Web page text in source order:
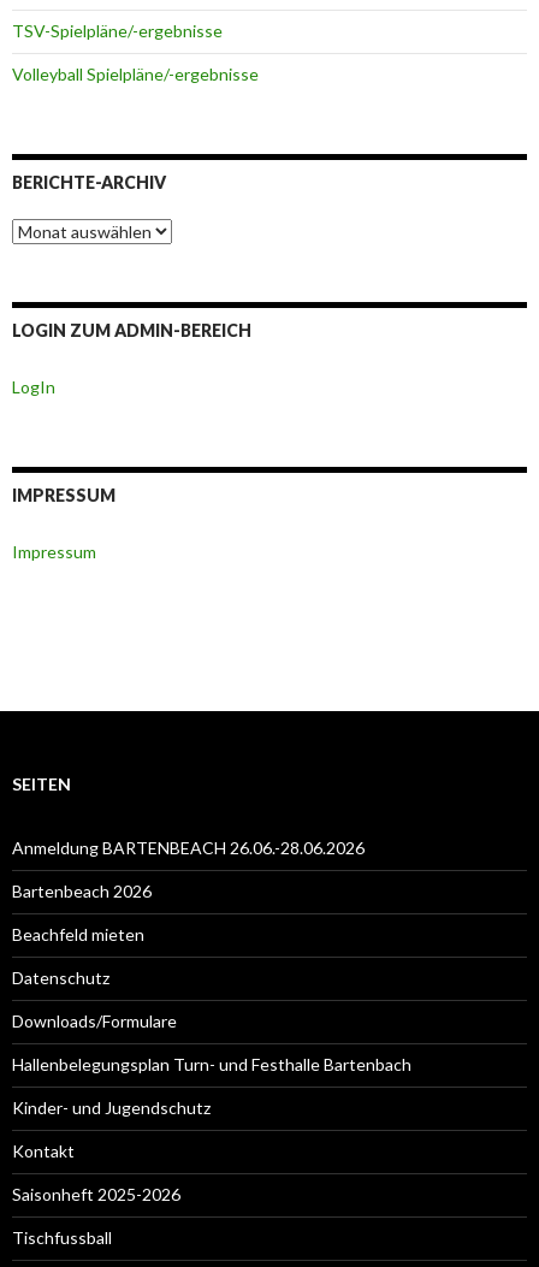
TSV-Spielpläne/-ergebnisse
Volleyball Spielpläne/-ergebnisse
BERICHTE-ARCHIV
Berichte-
Archiv
LOGIN ZUM ADMIN-BEREICH
LogIn
IMPRESSUM
Impressum
SEITEN
Anmeldung BARTENBEACH 26.06.-28.06.2026
Bartenbeach 2026
Beachfeld mieten
Datenschutz
Downloads/Formulare
Hallenbelegungsplan Turn- und Festhalle Bartenbach
Kinder- und Jugendschutz
Kontakt
Saisonheft 2025-2026
Tischfussball